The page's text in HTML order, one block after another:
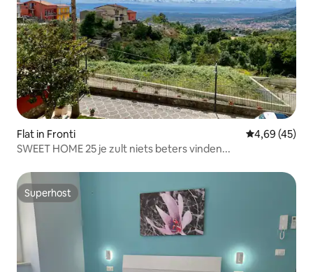
Flat in Fronti Gemiddelde
4,69 (45)
SWEET HOME 25 je zult niets beters vinden...
Superhost
Superhost